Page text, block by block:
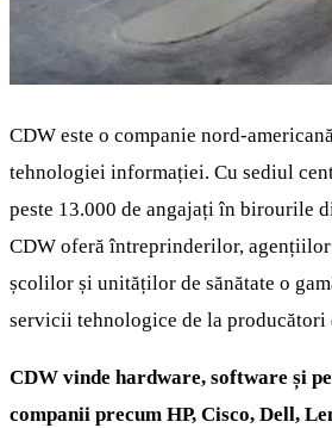
CDW este o companie nord-
tehnologiei informației. Cu sediul
peste 13.000 de angajați în birourile
CDW oferă întreprinderilor,
școlilor și unităților de sănătate o
servicii tehnologice de la producători
CDW vinde hardware, software și
companii precum HP, Cisco, Dell,